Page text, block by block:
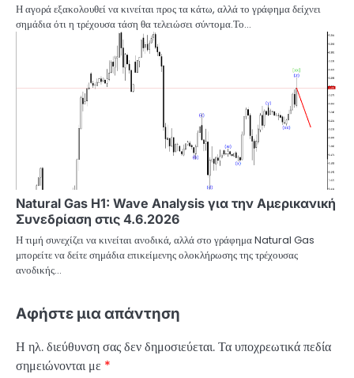
Η αγορά εξακολουθεί να κινείται προς τα κάτω, αλλά το γράφημα δείχνει
σημάδια ότι η τρέχουσα τάση θα τελειώσει σύντομα.Το…
Natural Gas H1: Wave Analysis για την Αμερικανική
Συνεδρίαση στις 4.6.2026
Η τιμή συνεχίζει να κινείται ανοδικά, αλλά στο γράφημα Natural Gas
μπορείτε να δείτε σημάδια επικείμενης ολοκλήρωσης της τρέχουσας
ανοδικής…
Αφήστε μια απάντηση
Η ηλ. διεύθυνση σας δεν δημοσιεύεται.Τα υποχρεωτικά πεδία
σημειώνονται με *